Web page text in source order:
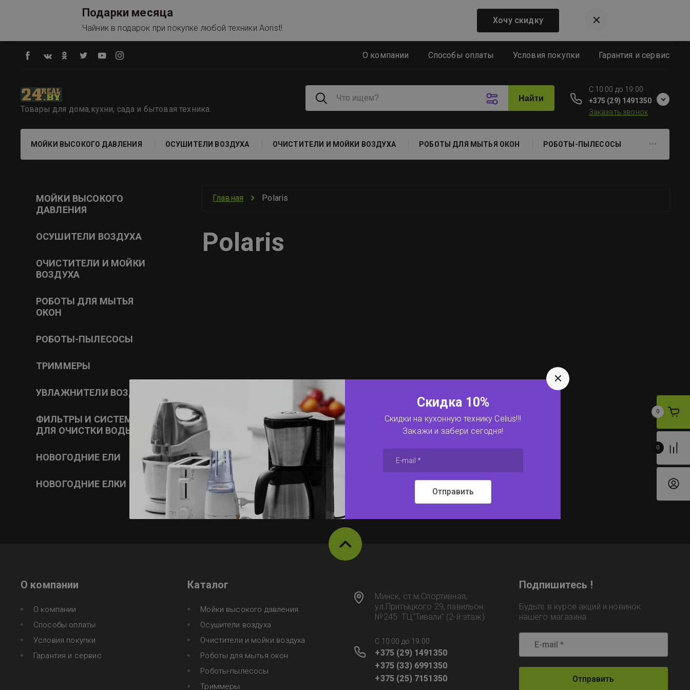
Подарки месяца
Чайник в подарок при покупке любой техники Aorist!
Хочу скидку
О компании Способы оплаты Условия покупки Гарантия и сервис
Товары для дома,кухни, сада и бытовая техника.
Найти
C 10:00 до 19:00
+375 (29) 1491350
Заказать звонок
МОЙКИ ВЫСОКОГО ДАВЛЕНИЯ ОСУШИТЕЛИ ВОЗДУХА ОЧИСТИТЕЛИ И МОЙКИ ВОЗДУХА РОБОТЫ ДЛЯ МЫТЬЯ ОКОН РОБОТЫ-ПЫЛЕСОСЫ •••
0
0
МОЙКИ ВЫСОКОГО
ДАВЛЕНИЯ
ОСУШИТЕЛИ ВОЗДУХА
ОЧИСТИТЕЛИ И МОЙКИ
ВОЗДУХА
РОБОТЫ ДЛЯ МЫТЬЯ
ОКОН
РОБОТЫ-ПЫЛЕСОСЫ
ТРИММЕРЫ
УВЛАЖНИТЕЛИ ВОЗДУХА
ФИЛЬТРЫ И СИСТЕМЫ
ДЛЯ ОЧИСТКИ ВОДЫ
НОВОГОДНИЕ ЕЛИ
НОВОГОДНИЕ ЕЛКИ
Главная Polaris
Polaris
О компании
О компании
Способы оплаты
Условия покупки
Гарантия и сервис
Каталог
Мойки высокого давления
Осушители воздуха
Очистители и мойки воздуха
Роботы для мытья окон
Роботы-пылесосы
Триммеры
Минск, ст.м.Спортивная,
ул.Притыцкого 29, павильон
№245. ТЦ"Тивали" (2-й этаж)
C 10:00 до 19:00
+375 (29) 1491350
+375 (33) 6991350
+375 (25) 7151350
Подпишитесь !
Будьте в курсе акций и новинок
нашего магазина
Отправить
Скидка 10%
Скидки на кухонную технику Celius!!!
Закажи и забери сегодня!
Отправить